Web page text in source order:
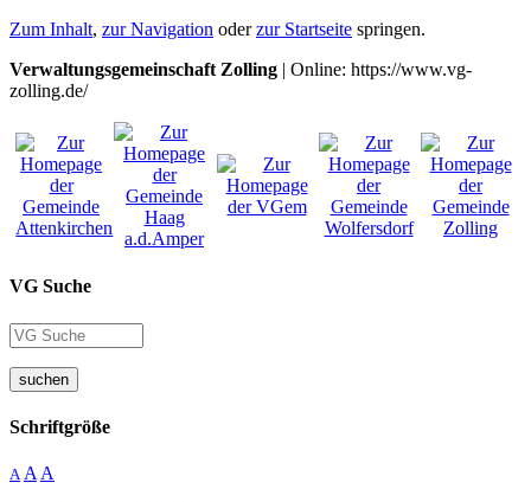
Zum Inhalt, zur Navigation oderzur Startseite springen.
Verwaltungsgemeinschaft Zolling | Online: https://www.vg-
zolling.de/
VG Suche
suchen
Schriftgröße
A A A